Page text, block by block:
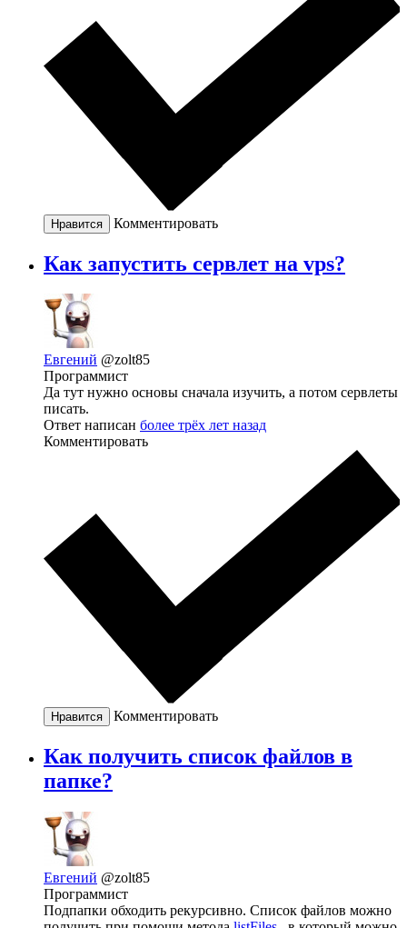
Нравится Комментировать
Как запустить сервлет на vps?
Евгений @zolt85
Программист
Да тут нужно основы сначала изучить, а потом сервлеты
писать.
Ответ написан более трёх лет назад
Комментировать
Нравится Комментировать
Как получить список файлов в
папке?
Евгений @zolt85
Программист
Подпапки обходить рекурсивно. Список файлов можно